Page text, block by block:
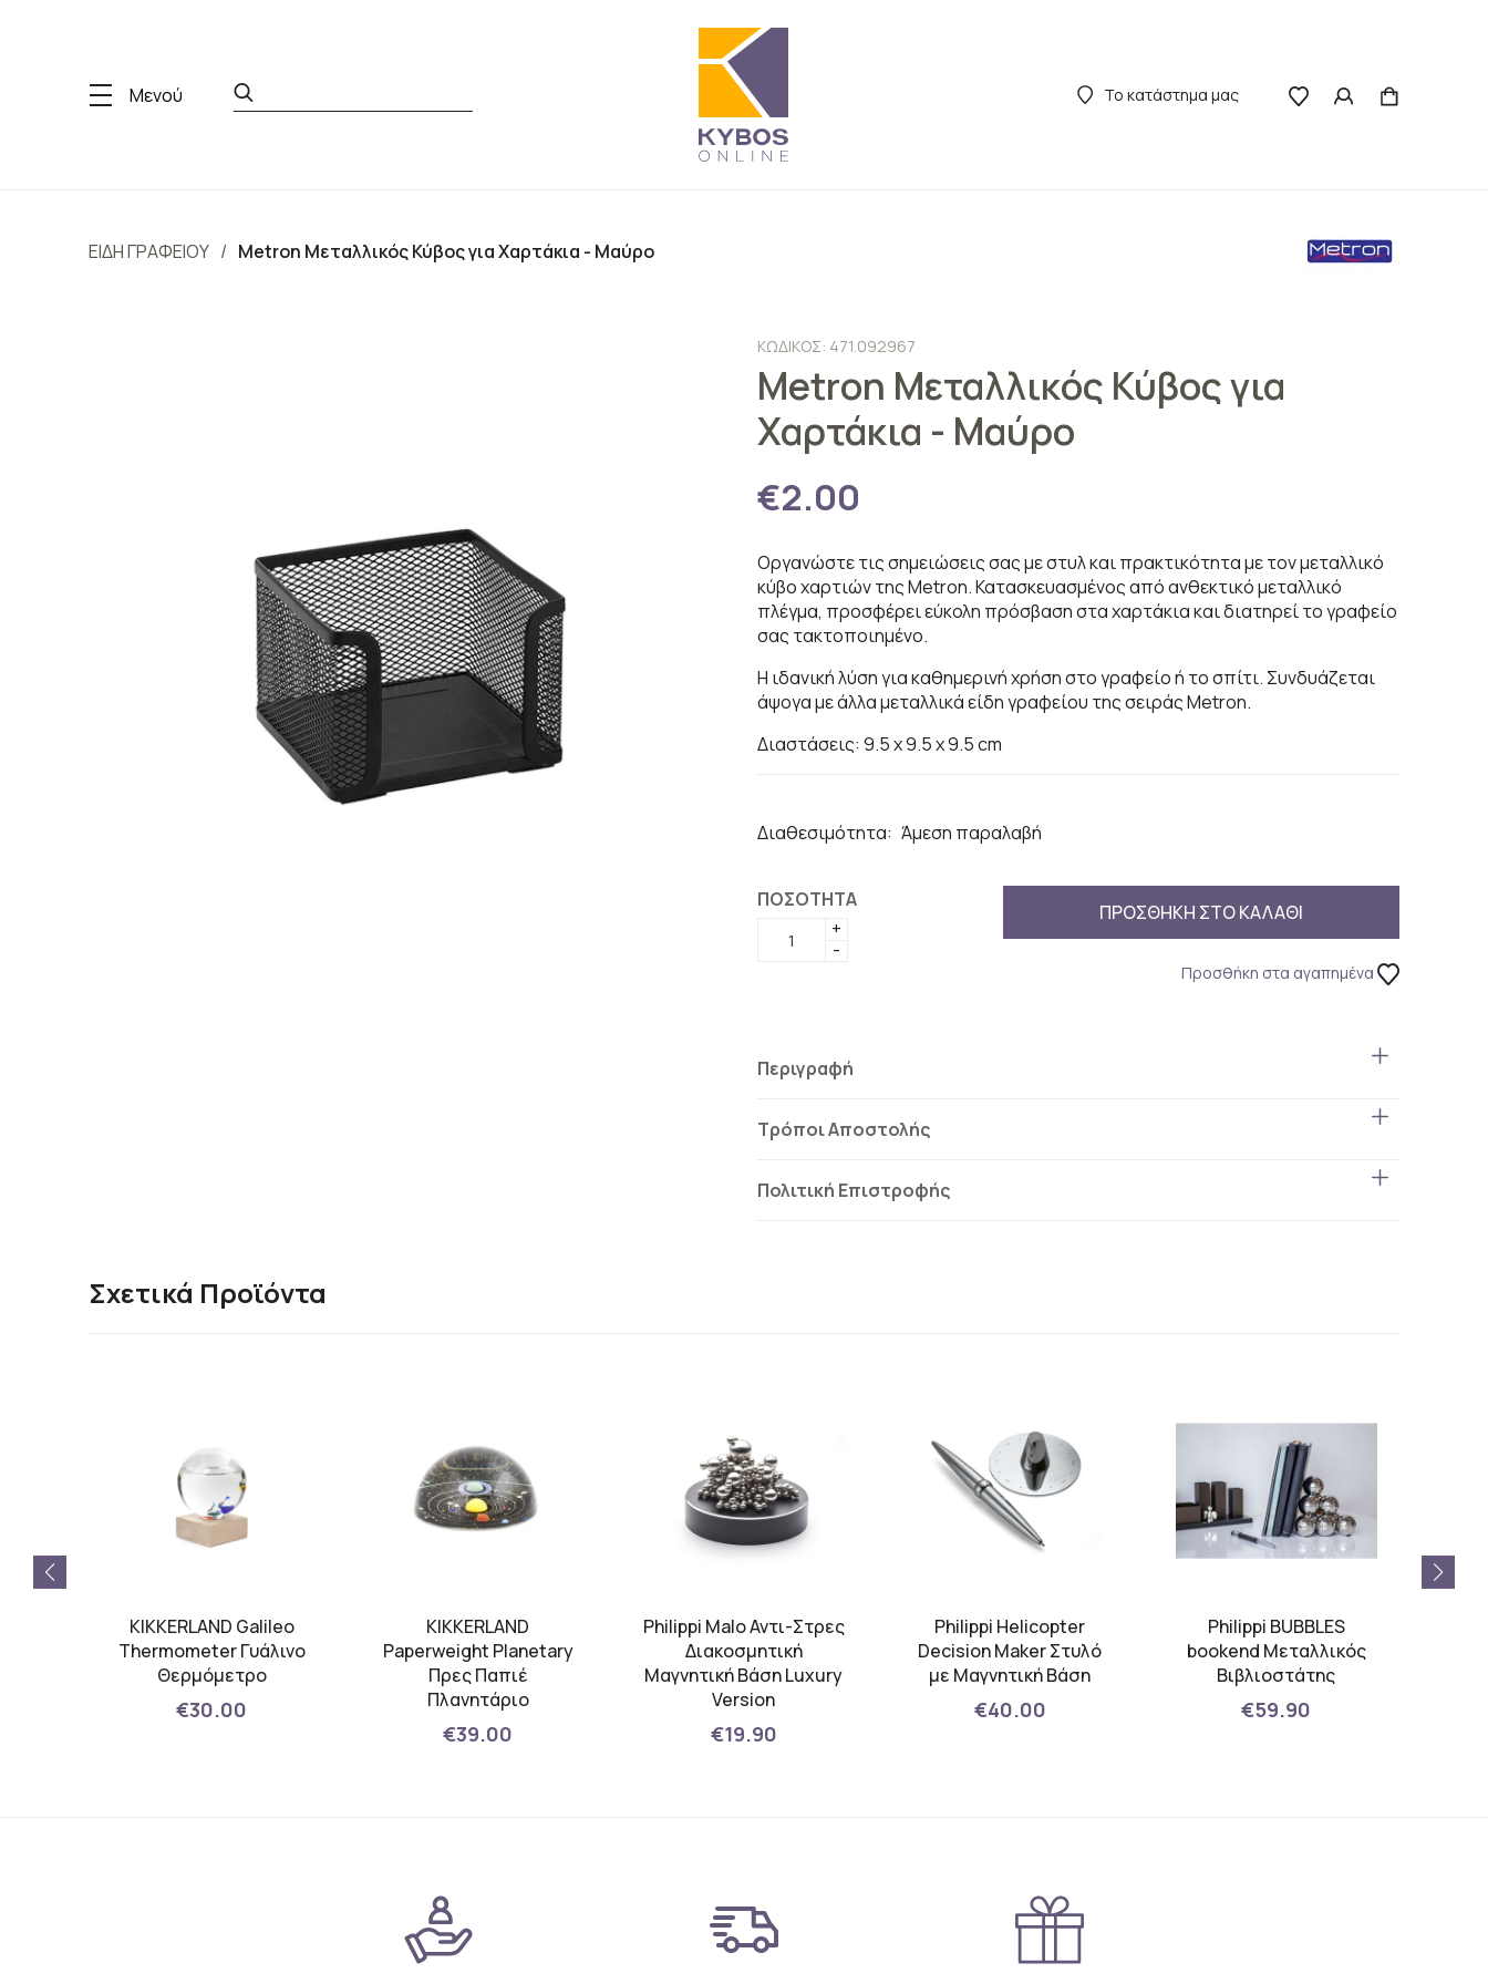
Μενού Το κατάστημα μας
ΕΙΔΗ ΓΡΑΦΕΙΟΥ Metron Μεταλλικός Κύβος για Χαρτάκια - Μαύρο
ΚΩΔΙΚΟΣ: 471.092967
Metron Μεταλλικός Κύβος για
Χαρτάκια - Μαύρο
€2.00
Οργανώστε τις σημειώσεις σας με στυλ και πρακτικότητα με τον μεταλλικό
κύβο χαρτιών της Metron. Κατασκευασμένος από ανθεκτικό μεταλλικό
πλέγμα, προσφέρει εύκολη πρόσβαση στα χαρτάκια και διατηρεί το γραφείο
σας τακτοποιημένο.
Η ιδανική λύση για καθημερινή χρήση στο γραφείο ή το σπίτι. Συνδυάζεται
άψογα με άλλα μεταλλικά είδη γραφείου της σειράς Metron.
Διαστάσεις: 9.5 x 9.5 x 9.5 cm
Διαθεσιμότητα: Άμεση παραλαβή
ΠΟΣΟΤΗΤΑ
+
-
ΠΡΟΣΘΗΚΗ ΣΤΟ ΚΑΛΑΘΙ
Προσθήκη στα αγαπημένα
Περιγραφή
Τρόποι Αποστολής
Πολιτική Επιστροφής
Σχετικά Προϊόντα
KIKKERLAND Galileo
Thermometer Γυάλινο
Θερμόμετρο
€30.00
KIKKERLAND
Paperweight Planetary
Πρες Παπιέ
Πλανητάριο
€39.00
Philippi Malo Αντι-Στρες
Διακοσμητική
Μαγνητική Βάση Luxury
Version
€19.90
Philippi Helicopter
Decision Maker Στυλό
με Μαγνητική Βάση
€40.00
Philippi BUBBLES
bookend Μεταλλικός
Βιβλιοστάτης
€59.90